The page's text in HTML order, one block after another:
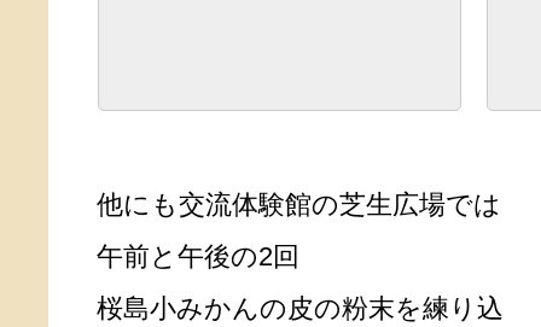
他にも交流体験館の芝生広場では
午前と午後の2回
桜島小みかんの皮の粉末を練り込